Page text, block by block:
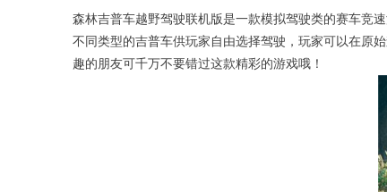
森林吉普车越野驾驶联机版是一款模拟驾驶类的赛车竞
不同类型的吉普车供玩家自由选择驾驶，玩家可以在原
趣的朋友可千万不要错过这款精彩的游戏哦！